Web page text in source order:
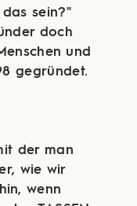
sein?"
doch
und
gegründet.
der man
wie wir
wenn